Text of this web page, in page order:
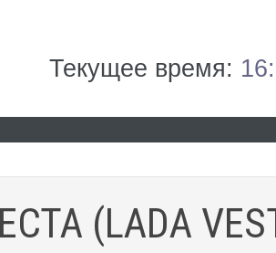
Текущее время:
(LADA